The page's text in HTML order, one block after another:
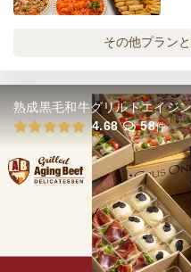
本
オー
贅沢
オー
本格
オー
その他プラン
熟成黒毛和牛グリルドエイジ
4.68
58件